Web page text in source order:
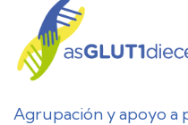
Agrupación y apoyo a